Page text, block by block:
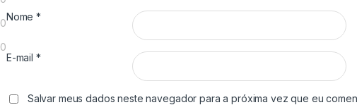
0
0
Nome*
E-mail *
Salvar meus dados neste navegador para a próxima vez que eu